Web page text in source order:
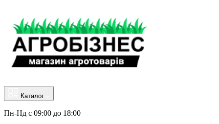
Каталог
Пн-Нд с 09:00 до 18:00